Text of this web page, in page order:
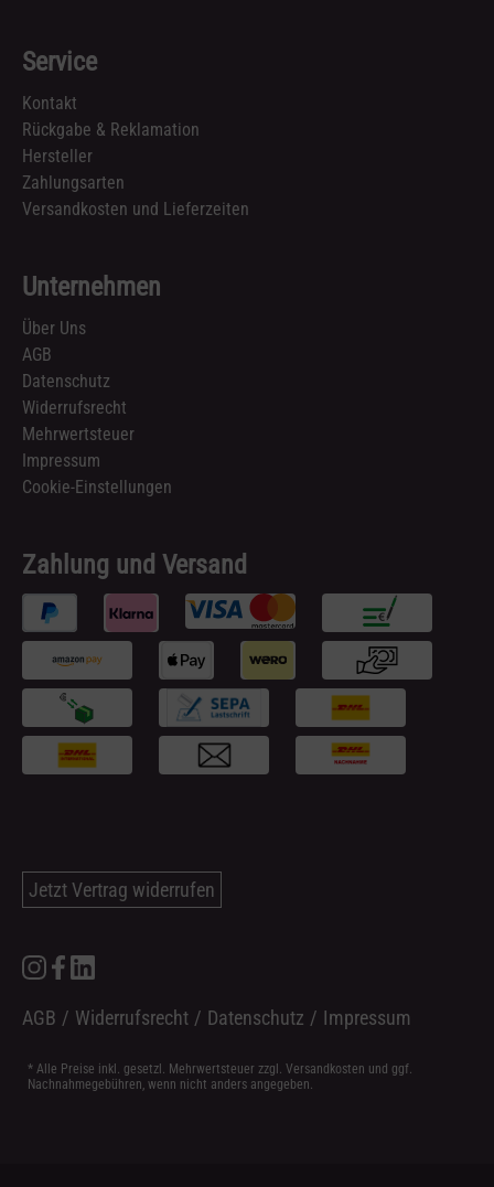
Service
Kontakt
Rückgabe & Reklamation
Hersteller
Zahlungsarten
Versandkosten und Lieferzeiten
Unternehmen
Über Uns
AGB
Datenschutz
Widerrufsrecht
Mehrwertsteuer
Impressum
Cookie-Einstellungen
Zahlung und Versand
Jetzt Vertrag widerrufen
AGB / Widerrufsrecht / Datenschutz / Impressum
* Alle Preise inkl. gesetzl. Mehrwertsteuer zzgl. Versandkosten und ggf.
Nachnahmegebühren, wenn nicht anders angegeben.